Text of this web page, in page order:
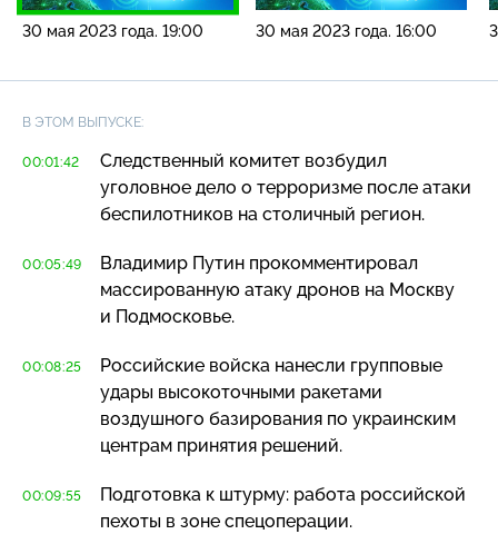
30 мая 2023 года. 19:00 30 мая 2023 года. 16:00
В ЭТОМ ВЫПУСКЕ:
00:01:42
Следственный комитет возбудил
уголовное дело о терроризме после атаки
беспилотников на столичный регион.
00:05:49
Владимир Путин прокомментировал
массированную атаку дронов на Москву
и Подмосковье.
00:08:25
Российские войска нанесли групповые
удары высокоточными ракетами
воздушного базирования по украинским
центрам принятия решений.
00:09:55
Подготовка к штурму: работа российской
пехоты в зоне спецоперации.